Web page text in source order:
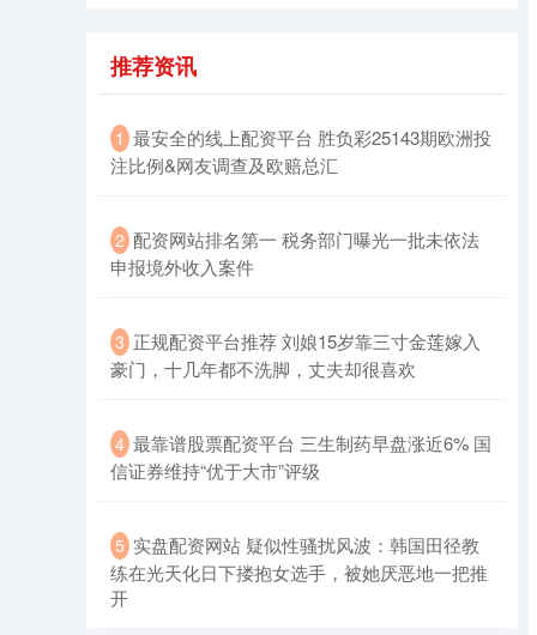
创业板指 3563.12 +47.56 +1.35%
推荐资讯
1 ​最安全的线上配资平台 胜负彩25143期欧洲投
注比例&网友调查及欧赔总汇
2 ​配资网站排名第一 税务部门曝光一批未依法
申报境外收入案件
3 ​正规配资平台推荐 刘娘15岁靠三寸金莲嫁入
豪门，十几年都不洗脚，丈夫却很喜欢
4 ​最靠谱股票配资平台 三生制药早盘涨近6% 国
信证券维持“优于大市”评级
5 ​实盘配资网站 疑似性骚扰风波：韩国田径教
练在光天化日下搂抱女选手，被她厌恶地一把推
开